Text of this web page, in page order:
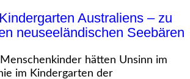
Australiens – zu
neuseeländischen Seebären
hätten Unsinn im
im Kindergarten der